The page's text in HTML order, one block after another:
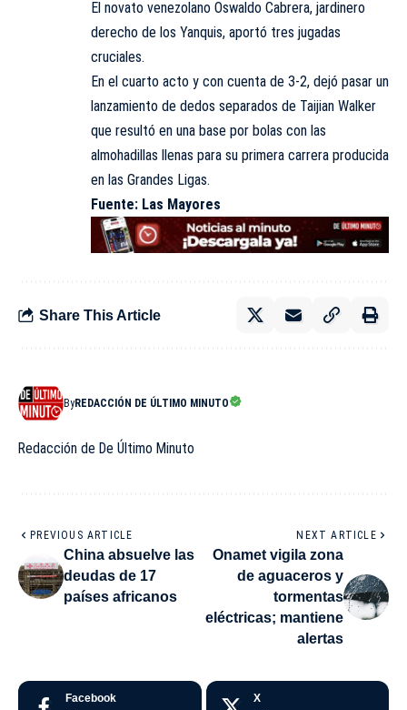
El novato venezolano Oswaldo Cabrera, jardinero
derecho de los Yanquis, aportó tres jugadas
cruciales.
En el cuarto acto y con cuenta de 3-2, dejó pasar un
lanzamiento de dedos separados de Taijian Walker
que resultó en una base por bolas con las
almohadillas llenas para su primera carrera producida
en las Grandes Ligas.
Fuente: Las Mayores
Share This Article
ByREDACCIÓN DE ÚLTIMO MINUTO
Redacción de De Último Minuto
PREVIOUS ARTICLE
China absuelve las
deudas de 17
países africanos
NEXT ARTICLE
Onamet vigila zona
de aguaceros y
tormentas
eléctricas; mantiene
alertas
Facebook X